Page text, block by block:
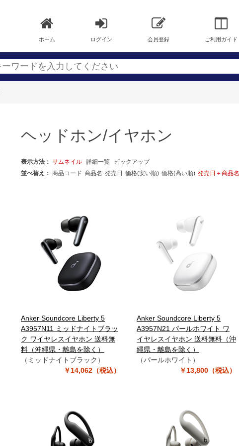
ホーム ログイン 会員登録 ご利用ガイド
ヘッドホン/イヤホン
表示方法： サムネイル 詳細一覧
ピックアップ
並べ替え： 商品コード 商品名 発売日 価格(安い順) 価格(高い順) 発売日＋商品名
Anker Soundcore Liberty 5
A3957N11 ミッドナイトブラッ
ク ワイヤレスイヤホン 送料無
料（沖縄県・離島を除く）
（ミッドナイトブラック）
￥14,062（税込）
Anker Soundcore Liberty 5
A3957N21 パールホワイト ワ
イヤレスイヤホン 送料無料（沖
縄県・離島を除く）
（パールホワイト）
￥13,800（税込）